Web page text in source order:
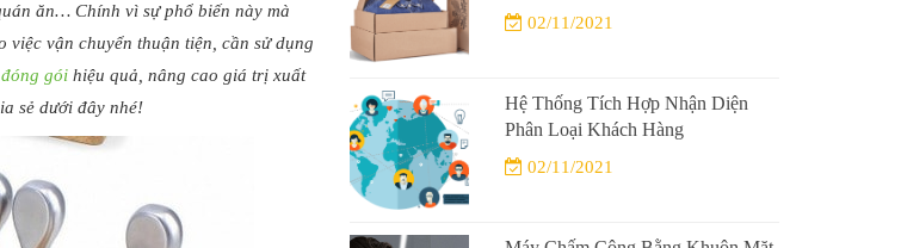
ăn… Chính vì sự phổ biến này mà
vận chuyển thuận tiện, cần sử dụng
gói hiệu quả, nâng cao giá trị xuất
sẻ dưới đây nhé!
02/11/2021
Hệ Thống Tích Hợp Nhận Diện
Phân Loại Khách Hàng
02/11/2021